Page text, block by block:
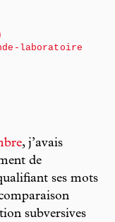
, j’avais
de
ses mots
subversives
laboratoire